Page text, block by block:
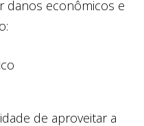
danos econômicos e
de aproveitar a